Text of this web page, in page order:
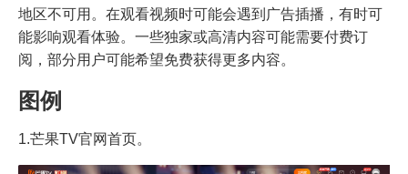
地区不可用。在观看视频时可能会遇到广告插播，有时可
能影响观看体验。一些独家或高清内容可能需要付费订
阅，部分用户可能希望免费获得更多内容。
图例
1.芒果TV官网首页。